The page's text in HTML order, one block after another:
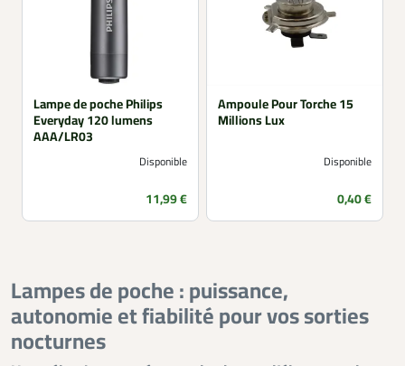
Lampe de poche Philips
Everyday 120 lumens
AAA/LR03
Disponible
Prix
11,99 €
Ampoule Pour Torche 15
Millions Lux
Disponible
Prix
0,40 €
Lampes de poche : puissance,
autonomie et fiabilité pour vos sorties
nocturnes